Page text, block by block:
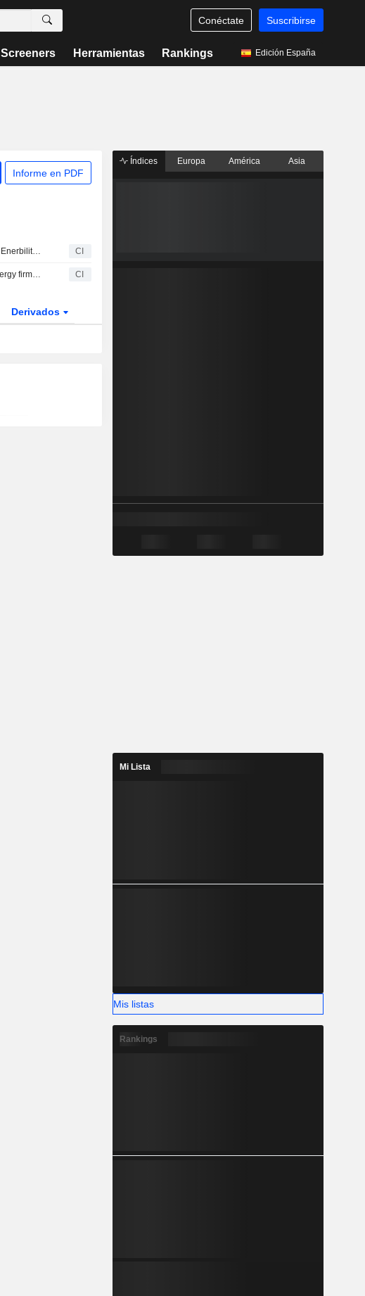
Conéctate Suscribirse
Screeners Herramientas Rankings Edición España
Informe en PDF
McDermott International y Doosan Enerbility firman un memorando de entendimiento para explorar oportunidades en el sector de la generación de energía CI
McDermott International y ULC-Energy firman un acuerdo de cooperación para impulsar los proyectos de reactores modulares pequeños de Rolls-Royce CI
Derivados
Índices Europa América Asia
Mi Lista
Mis listas
Rankings